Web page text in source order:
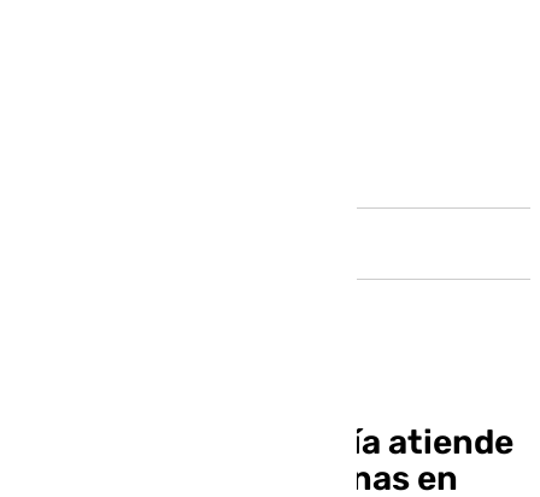
El Hospital Reina Sofía atiende
a más de 1.200 personas en